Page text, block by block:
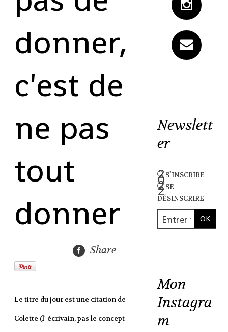
donner,
c'est de
ne pas
tout
donner
Share
Le titre du jour est une citation de
Colette (l' écrivain, pas le concept
Newslett
er
s'inscrire
se
désinscrire
Mon
Instagra
m